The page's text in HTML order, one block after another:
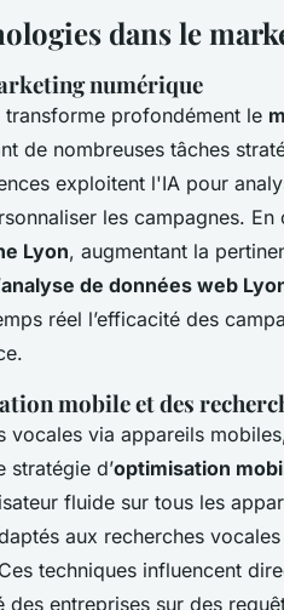
dans le
numérique
transforme profondément le
de nombreuses tâches
exploitent l'IA pour
les campagnes.
Lyon, augmentant la
analyse de données web
réel l’efficacité des
mobile et des
vocales via appareils
stratégie d’optimisation
fluide sur tous les
aux recherches
techniques influencent
entreprises sur des